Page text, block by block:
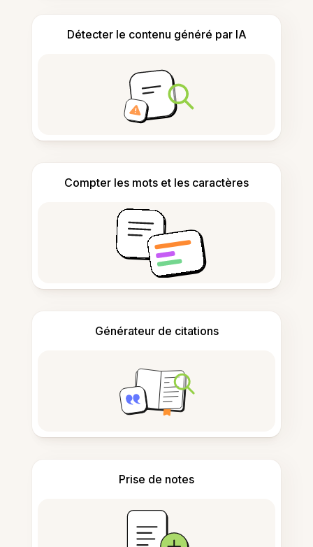
Détecter le contenu généré par IA
Compter les mots et les caractères
Générateur de citations
Prise de notes